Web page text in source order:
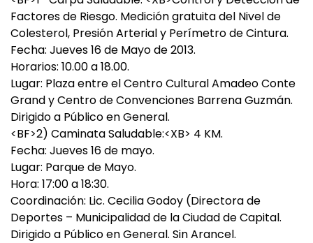
Factores de Riesgo. Medición gratuita del Nivel de
Colesterol, Presión Arterial y Perímetro de Cintura.
Fecha: Jueves 16 de Mayo de 2013.
Horarios: 10.00 a 18.00.
Lugar: Plaza entre el Centro Cultural Amadeo Conte
Grand y Centro de Convenciones Barrena Guzmán.
Dirigido a Público en General.
<BF>2) Caminata Saludable:<XB> 4 KM.
Fecha: Jueves 16 de mayo.
Lugar: Parque de Mayo.
Hora: 17:00 a 18:30.
Coordinación: Lic. Cecilia Godoy (Directora de
Deportes – Municipalidad de la Ciudad de Capital.
Dirigido a Público en General. Sin Arancel.